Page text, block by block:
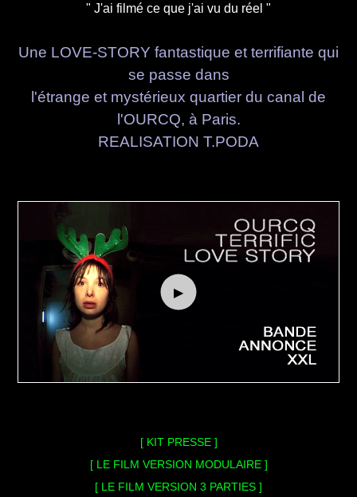
" J'ai filmé ce que j'ai vu du réel "
Une LOVE-STORY fantastique et terrifiante qui
se passe dans
l'étrange et mystérieux quartier du canal de
l'OURCQ, à Paris.
REALISATION T.PODA
▶
[ KIT PRESSE ]
[ LE FILM VERSION MODULAIRE ]
[ LE FILM VERSION 3 PARTIES ]